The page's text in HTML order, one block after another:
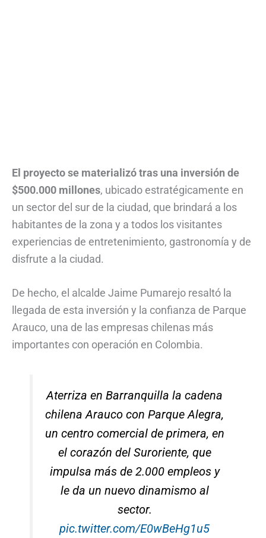
El proyecto se materializó tras una inversión de
$500.000 millones, ubicado estratégicamente en
un sector del sur de la ciudad, que brindará a los
habitantes de la zona y a todos los visitantes
experiencias de entretenimiento, gastronomía y de
disfrute a la ciudad.
De hecho, el alcalde Jaime Pumarejo resaltó la
llegada de esta inversión y la confianza de Parque
Arauco, una de las empresas chilenas más
importantes con operación en Colombia.
Aterriza en Barranquilla la cadena
chilena Arauco con Parque Alegra,
un centro comercial de primera, en
el corazón del Suroriente, que
impulsa más de 2.000 empleos y
le da un nuevo dinamismo al
sector.
pic.twitter.com/E0wBeHg1u5